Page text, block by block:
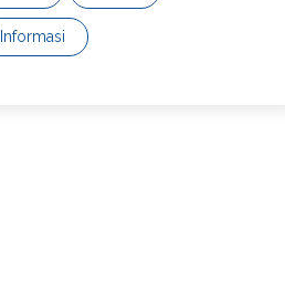
Informasi